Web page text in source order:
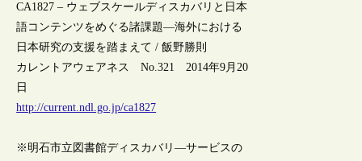
CA1827 – ウェブスケールディスカバリと日本
語コンテンツをめぐる諸課題―海外における
日本研究の支援を踏まえて / 飯野勝則
カレントアウェアネス No.321 2014年9月20
日
http://current.ndl.go.jp/ca1827
※明石市立図書館ディスカバリ―サービスの